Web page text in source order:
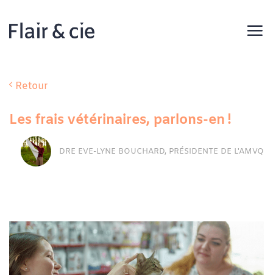
contenu
Retour
Les frais vétérinaires, parlons-en !
DRE EVE-LYNE BOUCHARD, PRÉSIDENTE DE L'AMVQ